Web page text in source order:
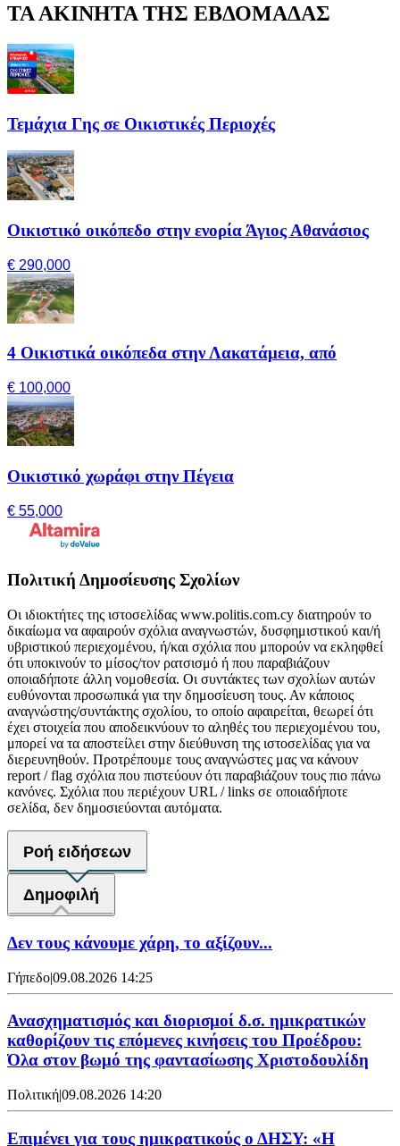
ΤΑ ΑΚΙΝΗΤΑ ΤΗΣ ΕΒΔΟΜΑΔΑΣ
Τεμάχια Γης σε Οικιστικές Περιοχές
Οικιστικό οικόπεδο στην ενορία Άγιος Αθανάσιος
€ 290,000
4 Οικιστικά οικόπεδα στην Λακατάμεια, από
€ 100,000
Οικιστικό χωράφι στην Πέγεια
€ 55,000
Πολιτική Δημοσίευσης Σχολίων
Οι ιδιοκτήτες της ιστοσελίδας www.politis.com.cy διατηρούν το
δικαίωμα να αφαιρούν σχόλια αναγνωστών, δυσφημιστικού και/ή
υβριστικού περιεχομένου, ή/και σχόλια που μπορούν να εκληφθεί
ότι υποκινούν το μίσος/τον ρατσισμό ή που παραβιάζουν
οποιαδήποτε άλλη νομοθεσία. Οι συντάκτες των σχολίων αυτών
ευθύνονται προσωπικά για την δημοσίευση τους. Αν κάποιος
αναγνώστης/συντάκτης σχολίου, το οποίο αφαιρείται, θεωρεί ότι
έχει στοιχεία που αποδεικνύουν το αληθές του περιεχομένου του,
μπορεί να τα αποστείλει στην διεύθυνση της ιστοσελίδας για να
διερευνηθούν. Προτρέπουμε τους αναγνώστες μας να κάνουν
report / flag σχόλια που πιστεύουν ότι παραβιάζουν τους πιο πάνω
κανόνες. Σχόλια που περιέχουν URL / links σε οποιαδήποτε
σελίδα, δεν δημοσιεύονται αυτόματα.
Ροή ειδήσεων
Δημοφιλή
Δεν τους κάνουμε χάρη, το αξίζουν...
Γήπεδο|09.08.2026 14:25
Ανασχηματισμός και διορισμοί δ.σ. ημικρατικών
καθορίζουν τις επόμενες κινήσεις του Προέδρου:
Όλα στον βωμό της φαντασίωσης Χριστοδουλίδη
Πολιτική|09.08.2026 14:20
Επιμένει για τους ημικρατικούς ο ΔΗΣΥ: «Η